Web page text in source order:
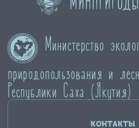
Министерство
природопользования и
Республики Саха (Якутия)
КОНТАКТЫ